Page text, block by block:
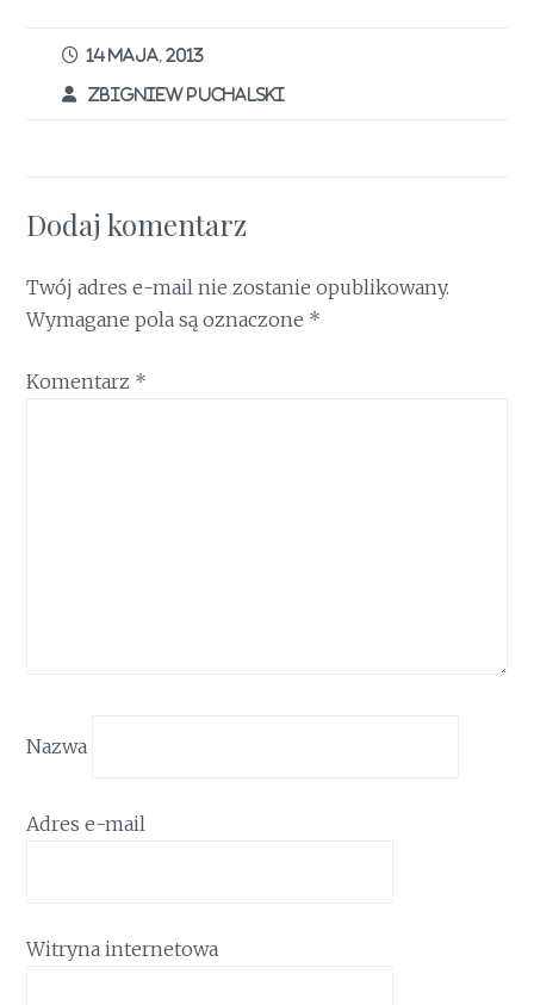
o
o
r
e
14 MAJA, 2013
ZBIGNIEW PUCHALSKI
Dodaj komentarz
Twój adres e-mail nie zostanie opublikowany.
Wymagane pola są oznaczone *
Komentarz *
Nazwa
Adres e-mail
Witryna internetowa